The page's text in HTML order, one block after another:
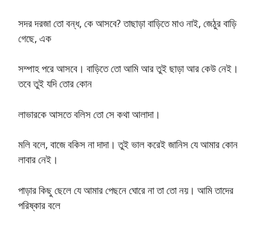
সদর দরজা তো বন্ধ, কে আসবে? তাছাড়া বাড়িতে মাও নাই, জেঠুর বাড়ি
গেছে, এক
সম্পাহ পরে আসবে। বাড়িতে তো আমি আর তুই ছাড়া আর কেউ নেই।
তবে তুই যদি তোর কোন
লাভারকে আসতে বলিস তো সে কথা আলাদা।
মলি বলে, বাজে বকিস না দাদা। তুই ভাল করেই জানিস যে আমার কোন
লাবার নেই।
পাড়ার কিছু ছেলে যে আমার পেছনে ঘোরে না তা তো নয়। আমি তাদের
পরিষ্কার বলে